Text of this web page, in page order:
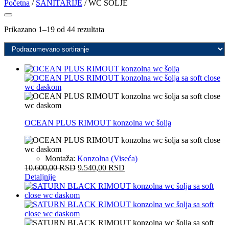
Početna / SANITARIJE / WC ŠOLJE
Prikazano 1–19 od 44 rezultata
OCEAN PLUS RIMOUT konzolna wc šolja
Montaža: Konzolna (Viseća)
10.600,00RSD 9.540,00 RSD
Detaljnije